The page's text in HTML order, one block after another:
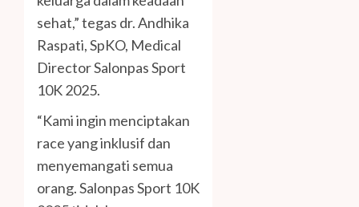
sehat,” tegas dr. Andhika
Raspati, SpKO, Medical
Director Salonpas Sport
10K 2025.
“Kami ingin menciptakan
race yang inklusif dan
menyemangati semua
orang. Salonpas Sport 10K